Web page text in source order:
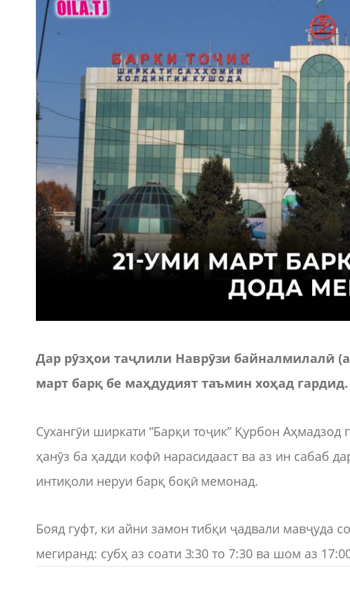
Дар рӯзҳои таҷлили Наврӯзи байналмилалӣ
март барқ бе маҳдудият таъмин хоҳад гардид.
Сухангӯи ширкати “Барқи тоҷик” Қурбон
ҳанӯз ба ҳадди кофӣ нарасидааст ва аз ин сабаб
интиқоли неруи барқ боқӣ мемонад.
Бояд гуфт, ки айни замон тибқи ҷадвали мавҷуда
мегиранд: субҳ аз соати 3:30 то 7:30 ва шом аз